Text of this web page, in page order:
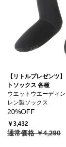
【リトルプレゼンツ
トソックス 各種
ウエットウエーディ
レン製ソックス
20%OFF
￥3,432
通常価格 ￥4,290